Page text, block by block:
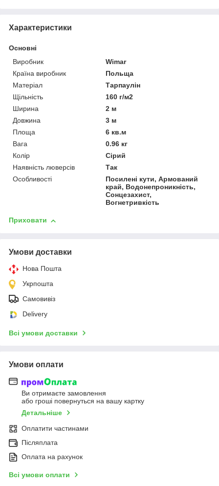
Характеристики
Основні
Виробник
Wimar
Країна виробник
Польща
Матеріал
Тарпаулін
Щільність
160 г/м2
Ширина
2 м
Довжина
3 м
Площа
6 кв.м
Вага
0.96 кг
Колір
Сірий
Наявність люверсів
Так
Особливості
Посилені кути, Армований
край, Водонепроникність,
Сонцезахист,
Вогнетривкість
Приховати
Умови доставки
Нова Пошта
Укрпошта
Самовивіз
Delivery
Всі умови доставки
Умови оплати
Ви отримаєте замовлення
або гроші повернуться на вашу картку
Детальніше
Оплатити частинами
Післяплата
Оплата на рахунок
Всі умови оплати